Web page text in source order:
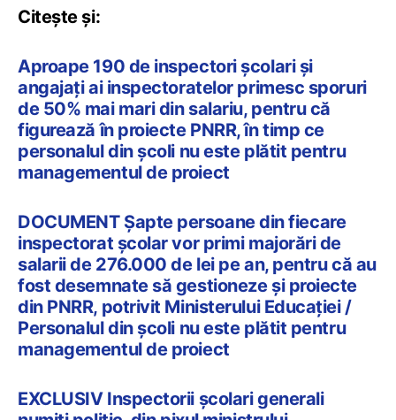
Citește și:
Aproape 190 de inspectori școlari și
angajați ai inspectoratelor primesc sporuri
de 50% mai mari din salariu, pentru că
figurează în proiecte PNRR, în timp ce
personalul din școli nu este plătit pentru
managementul de proiect
DOCUMENT Șapte persoane din fiecare
inspectorat școlar vor primi majorări de
salarii de 276.000 de lei pe an, pentru că au
fost desemnate să gestioneze și proiecte
din PNRR, potrivit Ministerului Educației /
Personalul din școli nu este plătit pentru
managementul de proiect
EXCLUSIV Inspectorii școlari generali